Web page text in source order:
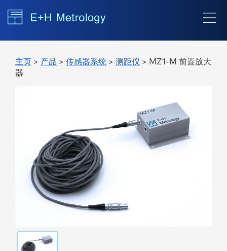
主页 > 产品 > 传感器系统 > 测距仪 > MZ1-M 前置放大
器